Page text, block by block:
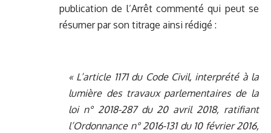
publication de l’Arrêt commenté qui peut se
résumer par son titrage ainsi rédigé :
« L’article 1171 du Code Civil, interprété à la
lumière des travaux parlementaires de la
loi n° 2018-287 du 20 avril 2018, ratifiant
l’Ordonnance n° 2016-131 du 10 février 2016,